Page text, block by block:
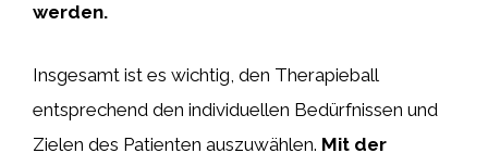
werden.
Insgesamt ist es wichtig, den Therapieball
entsprechend den individuellen Bedürfnissen und
Zielen des Patienten auszuwählen. Mit der